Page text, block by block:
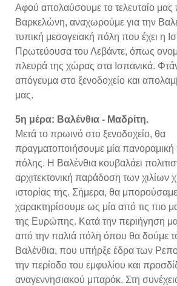
Αφού απολαύσουμε το τελευταίο μας
Βαρκελώνη, αναχωρούμε για την
τυπική μεσογειακή πόλη που έχει η
Πρωτεύουσα του Λεβάντε, όπως
πλευρά της χώρας στα Ισπανικά.
απόγευμα στο ξενοδοχείο και
μας.
5η μέρα: Βαλένθια - Μαδρίτη.
Μετά το πρωινό στο ξενοδοχείο, θα
πραγματοποιήσουμε μία πανοραμική
πόλης. Η Βαλένθια κουβαλάει
αρχιτεκτονική παράδοση των χιλίων
ιστορίας της. Σήμερα, θα
χαρακτηρίσουμε ως μία από τις πιο
της Ευρώπης. Κατά την περιήγηση
από την παλιά πόλη όπου θα δούμε
Βαλένθια, που υπήρξε έδρα των
την περίοδο του εμφυλίου και
αναγεννησιακού μπαρόκ. Στη